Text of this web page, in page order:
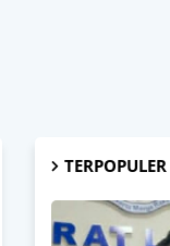
TERPOPULER